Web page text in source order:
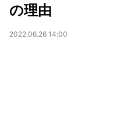
の理由
2022.06.26 14:00